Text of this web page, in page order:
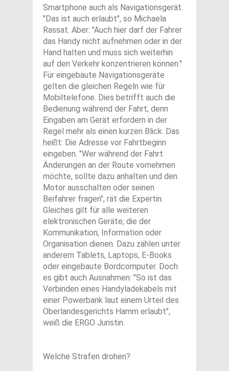
Smartphone auch als Navigationsgerät.
"Das ist auch erlaubt", so Michaela
Rassat. Aber: "Auch hier darf der Fahrer
das Handy nicht aufnehmen oder in der
Hand halten und muss sich weiterhin
auf den Verkehr konzentrieren können."
Für eingebaute Navigationsgeräte
gelten die gleichen Regeln wie für
Mobiltelefone. Dies betrifft auch die
Bedienung während der Fahrt, denn
Eingaben am Gerät erfordern in der
Regel mehr als einen kurzen Blick. Das
heißt: Die Adresse vor Fahrtbeginn
eingeben. "Wer während der Fahrt
Änderungen an der Route vornehmen
möchte, sollte dazu anhalten und den
Motor ausschalten oder seinen
Beifahrer fragen", rät die Expertin.
Gleiches gilt für alle weiteren
elektronischen Geräte, die der
Kommunikation, Information oder
Organisation dienen. Dazu zählen unter
anderem Tablets, Laptops, E-Books
oder eingebaute Bordcomputer. Doch
es gibt auch Ausnahmen: "So ist das
Verbinden eines Handyladekabels mit
einer Powerbank laut einem Urteil des
Oberlandesgerichts Hamm erlaubt",
weiß die ERGO Juristin.
Welche Strafen drohen?